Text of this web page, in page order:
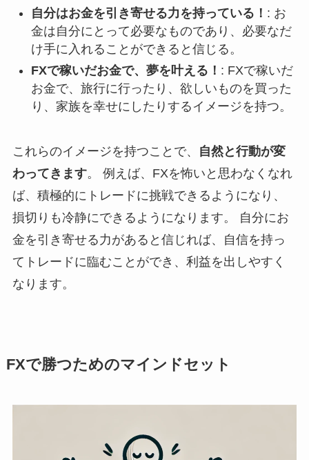
自分はお金を引き寄せる力を持っている！ : お
金は自分にとって必要なものであり、必要なだ
け手に入れることができると信じる。
FXで稼いだお金で、夢を叶える！ : FXで稼いだ
お金で、旅行に行ったり、欲しいものを買った
り、家族を幸せにしたりするイメージを持つ。
これらのイメージを持つことで、
自然と行動が変
わってきます。 例えば、FXを怖いと思わなくなれ
ば、積極的にトレードに挑戦できるようになり、
損切りも冷静にできるようになります。 自分にお
金を引き寄せる力があると信じれば、自信を持っ
てトレードに臨むことができ、利益を出しやすく
なります。
FXで勝つためのマインドセット